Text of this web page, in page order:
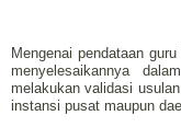
Mengenai pendataan
menyelesaikannya
melakukan validasi
instansi pusat maupun